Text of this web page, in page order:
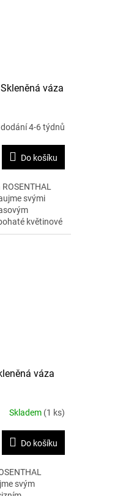
váza
4-6 týdnů
Do košíku
svými
květinové
váza
Skladem (1 ks)
Do košíku
svým